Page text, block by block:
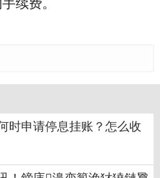
续费。
时申请停息挂账？怎么收